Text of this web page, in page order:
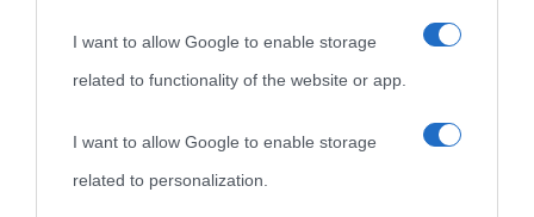
I want to allow Google to enable storage
related to functionality of the website or app.
I want to allow Google to enable storage
related to personalization.
Biografie di
Biografie più
Ricorrenze
Onomastico
Mappa del sito
Privacy policy